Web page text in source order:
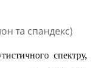
та спандекс)
спектру,